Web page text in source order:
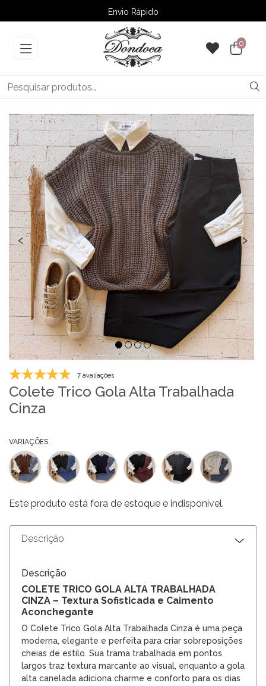
Envio Rápido
➚ Ofertas– Até 60% OFF
0
‹ ›
7 avaliações
Colete Trico Gola Alta Trabalhada
Cinza
VARIAÇÕES
Este produto está fora de estoque e indisponível.
Descrição
Descrição
COLETE TRICO GOLA ALTA TRABALHADA
CINZA – Textura Sofisticada e Caimento
Aconchegante
O Colete Trico Gola Alta Trabalhada Cinza é uma peça
moderna, elegante e perfeita para criar sobreposições
cheias de estilo. Sua trama trabalhada em pontos
largos traz textura marcante ao visual, enquanto a gola
alta canelada adiciona charme e conforto para os dias